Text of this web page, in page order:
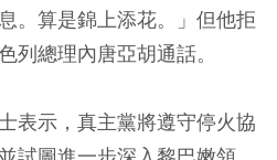
。算是錦上添花。」但他拒
列總理內唐亞胡通話。
表示，真主黨將遵守停火協